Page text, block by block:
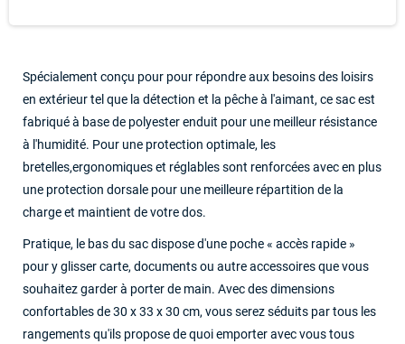
Spécialement conçu pour pour répondre aux besoins des loisirs
en extérieur tel que la détection et la pêche à l'aimant, ce sac est
fabriqué à base de polyester enduit pour une meilleur résistance
à l'humidité. Pour une protection optimale, les
bretelles,ergonomiques et réglables sont renforcées avec en plus
une protection dorsale pour une meilleure répartition de la
charge et maintient de votre dos.
Pratique, le bas du sac dispose d'une poche « accès rapide »
pour y glisser carte, documents ou autre accessoires que vous
souhaitez garder à porter de main. Avec des dimensions
confortables de 30 x 33 x 30 cm, vous serez séduits par tous les
rangements qu'ils propose de quoi emporter avec vous tous